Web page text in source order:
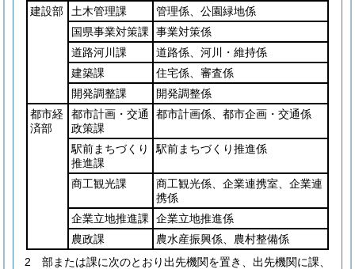
建設部
土木管理課
管理係、公園緑地係
国県事業対策課
事業対策係
道路河川課
道路係、河川・維持係
建築課
住宅係、審査係
開発調整課
開発調整係
都市経
済部
都市計画・交通
政策課
都市計画係、都市企画・交通係
駅前まちづくり
推進課
駅前まちづくり推進係
商工観光課
商工観光係、企業連携室、企業連
携係
企業立地推進課
企業立地推進係
農政課
農水産振興係、農村整備係
2
部または課に次のとおり出先機関を置き、出先機関に課、